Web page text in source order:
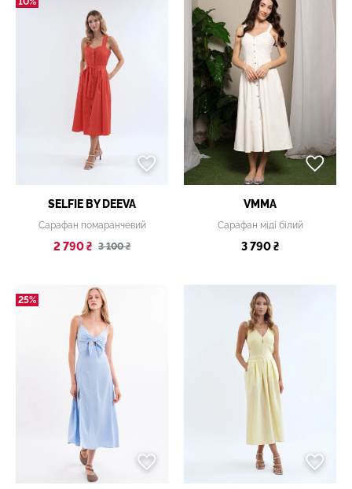
SELFIE BY DEEVA
Сарафан помаранчевий
2 790 ₴ 3 100 ₴
VMMA
Сарафан міді білий
3 790 ₴
25%